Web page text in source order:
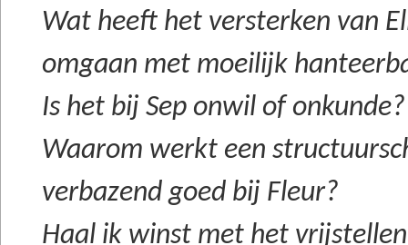
Wat heeft het versterken van
omgaan met moeilijk
Is het bij Sep onwil of onkunde?
Waarom werkt een
verbazend goed bij Fleur?
Haal ik winst met het